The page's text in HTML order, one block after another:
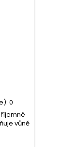
0
vůně